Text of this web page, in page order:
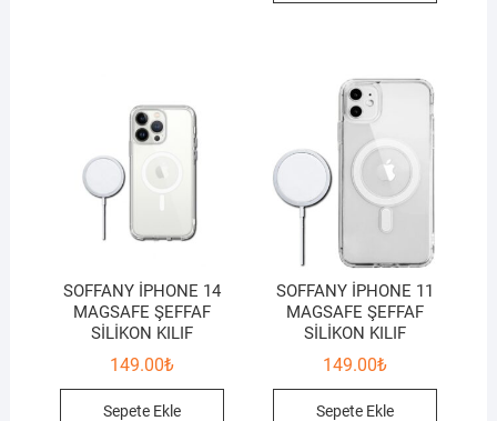
SOFFANY İPHONE 14
MAGSAFE ŞEFFAF
SİLİKON KILIF
149.00₺
Sepete Ekle
SOFFANY İPHONE 11
MAGSAFE ŞEFFAF
SİLİKON KILIF
149.00₺
Sepete Ekle